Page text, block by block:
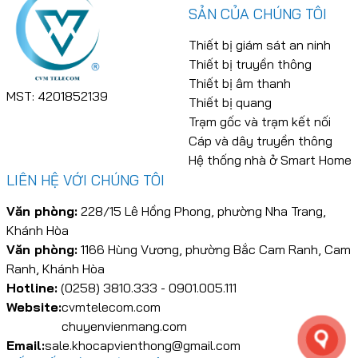
MST: 4201852139
SẢN CỦA CHÚNG TÔI
Thiết bị giám sát an ninh
Thiết bị truyền thông
Thiết bị âm thanh
Thiết bị quang
Trạm gốc và trạm kết nối
Cáp và dây truyền thông
Hệ thống nhà ở Smart Home
LIÊN HỆ VỚI CHÚNG TÔI
Văn phòng: 228/15 Lê Hồng Phong, phường Nha Trang,
Khánh Hòa
Văn phòng: 1166 Hùng Vương, phường Bắc Cam Ranh, Cam
Ranh, Khánh Hòa
Hotline: (0258) 3810.333 - 0901.005.111
Website:cvmtelecom.com
chuyenvienmang.com
Email:sale.khocapvienthong@gmail.com